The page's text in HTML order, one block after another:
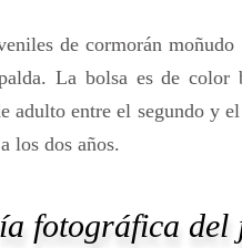
de cormorán
La bolsa es de
adulto entre el segundo y
los dos años.
fotográfica del